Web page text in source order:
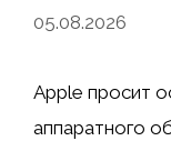
05.08.2026
Apple просит
аппаратного